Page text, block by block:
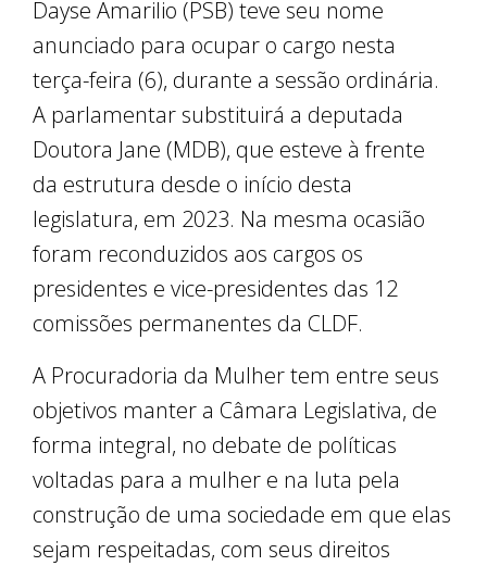
Dayse Amarilio (PSB) teve seu nome
anunciado para ocupar o cargo nesta
terça-feira (6), durante a sessão ordinária.
A parlamentar substituirá a deputada
Doutora Jane (MDB), que esteve à frente
da estrutura desde o início desta
legislatura, em 2023. Na mesma ocasião
foram reconduzidos aos cargos os
presidentes e vice-presidentes das 12
comissões permanentes da CLDF.
A Procuradoria da Mulher tem entre seus
objetivos manter a Câmara Legislativa, de
forma integral, no debate de políticas
voltadas para a mulher e na luta pela
construção de uma sociedade em que elas
sejam respeitadas, com seus direitos